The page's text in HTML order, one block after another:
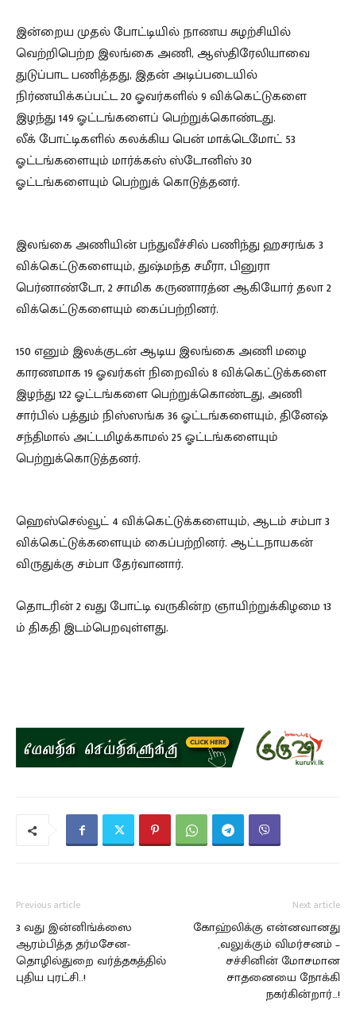
இன்றைய முதல் போட்டியில் நாணய சுழற்சியில்
வெற்றிபெற்ற இலங்கை அணி, ஆஸ்திரேலியாவை
துடுப்பாட பணித்தது, இதன் அடிப்படையில்
நிர்ணயிக்கப்பட்ட 20 ஓவர்களில் 9 விக்கெட்டுகளை
இழந்து 149 ஓட்டங்களைப் பெற்றுக்கொண்டது.
லீக் போட்டிகளில் கலக்கிய பென் மாக்டெமோட் 53
ஓட்டங்களையும் மார்க்கஸ் ஸ்டோனிஸ் 30
ஓட்டங்களையும் பெற்றுக் கொடுத்தனர்.
இலங்கை அணியின் பந்துவீச்சில் பணிந்து ஹசரங்க 3
விக்கெட்டுகளையும், துஷ்மந்த சமீரா, பினுரா
பெர்னாண்டோ, 2 சாமிக கருணாரத்ன ஆகியோர் தலா 2
விக்கெட்டுகளையும் கைப்பற்றினர்.
150 எனும் இலக்குடன் ஆடிய இலங்கை அணி மழை
காரணமாக 19 ஓவர்கள் நிறைவில் 8 விக்கெட்டுக்களை
இழந்து 122 ஓட்டங்களை பெற்றுக்கொண்டது, அணி
சார்பில் பத்தும் நிஸ்ஸங்க 36 ஓட்டங்களையும், தினேஷ்
சந்திமால் அட்டமிழக்காமல் 25 ஓட்டங்களையும்
பெற்றுக்கொடுத்தனர்.
ஹெஸ்செல்வூட் 4 விக்கெட்டுக்களையும், ஆடம் சம்பா 3
விக்கெட்டுக்களையும் கைப்பற்றினர். ஆட்டநாயகன்
விருதுக்கு சம்பா தேர்வானார்.
தொடரின் 2 வது போட்டி வருகின்ற ஞாயிற்றுக்கிழமை 13
ம் திகதி இடம்பெறவுள்ளது.
Previous article
3 வது இன்னிங்க்ஸை
ஆரம்பித்த தர்மசேன-
தொழில்துறை வர்த்தகத்தில்
புதிய புரட்சி..!
Next article
கோஹ்லிக்கு என்னவானது
,வலுக்கும் விமர்சனம் –
சச்சினின் மோசமான
சாதனையை நோக்கி
நகர்கின்றார்…!